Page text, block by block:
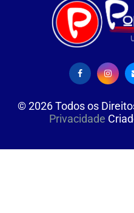
©2026Todos os
Privacidade